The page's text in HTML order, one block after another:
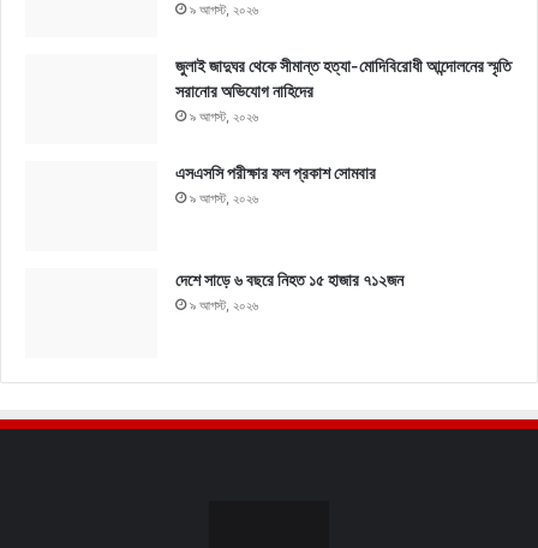
৯ আগস্ট, ২০২৬
জুলাই জাদুঘর থেকে সীমান্ত হত্যা-মোদিবিরোধী আন্দোলনের স্মৃতি
সরানোর অভিযোগ নাহিদের
৯ আগস্ট, ২০২৬
এসএসসি পরীক্ষার ফল প্রকাশ সোমবার
৯ আগস্ট, ২০২৬
দেশে সাড়ে ৬ বছরে নিহত ১৫ হাজার ৭১২জন
৯ আগস্ট, ২০২৬